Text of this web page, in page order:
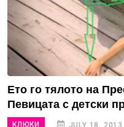
Ето го тялото на
Певицата с детски
КЛЮКИ JULY 18, 2013